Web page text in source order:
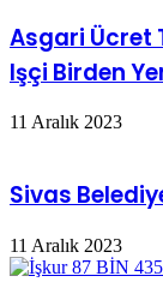
Asgari Ücret
Işçi Birden
11 Aralık 2023
Sivas
11 Aralık 2023